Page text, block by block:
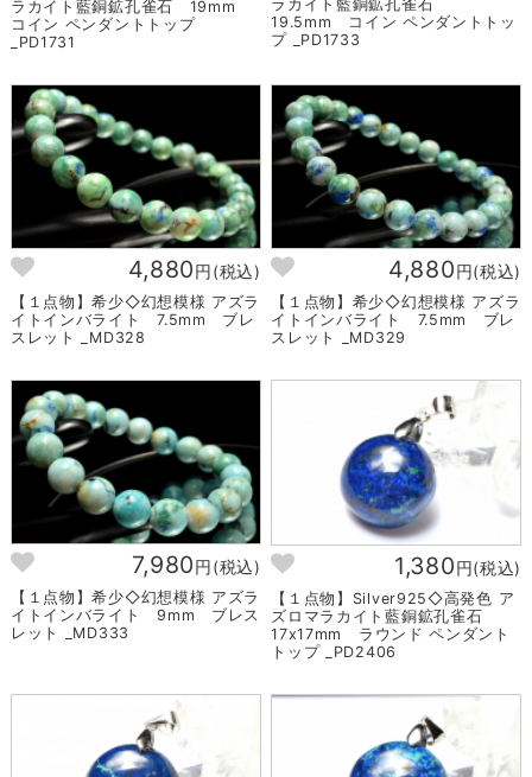
ラカイト藍銅鉱孔雀石 19mm
コイン ペンダントトップ
_PD1731
ラカイト藍銅鉱孔雀石
19.5mm コイン ペンダントトッ
プ _PD1733
4,880円(税込)
【１点物】希少◇幻想模様 アズラ
イトインバライト 7.5mm ブレ
スレット _MD328
4,880円(税込)
【１点物】希少◇幻想模様 アズラ
イトインバライト 7.5mm ブレ
スレット _MD329
7,980円(税込)
【１点物】希少◇幻想模様 アズラ
イトインバライト 9mm ブレス
レット _MD333
1,380円(税込)
【１点物】Silver925◇高発色 ア
ズロマラカイト藍銅鉱孔雀石
17x17mm ラウンド ペンダント
トップ _PD2406